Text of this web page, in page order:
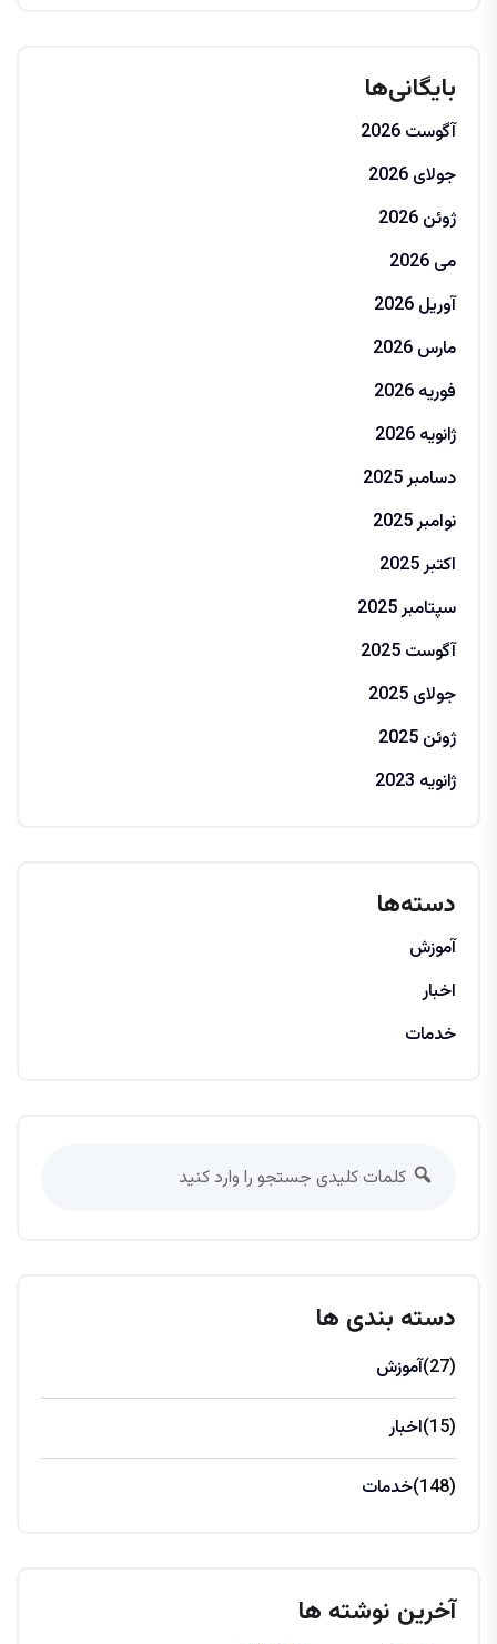
بایگانی‌ها
آگوست 2026
جولای 2026
ژوئن 2026
می 2026
آوریل 2026
مارس 2026
فوریه 2026
ژانویه 2026
دسامبر 2025
نوامبر 2025
اکتبر 2025
سپتامبر 2025
آگوست 2025
جولای 2025
ژوئن 2025
ژانویه 2023
دسته‌ها
آموزش
اخبار
خدمات
دسته بندی ها
آموزش (27)
اخبار (15)
خدمات (148)
آخرین نوشته ها